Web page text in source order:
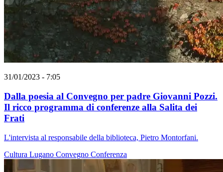
31/01/2023 - 7:05
Dalla poesia al Convegno per padre Giovanni Pozzi.
Il ricco programma di conferenze alla Salita dei
Frati
L'intervista al responsabile della biblioteca, Pietro Montorfani.
Cultura Lugano Convegno Conferenza